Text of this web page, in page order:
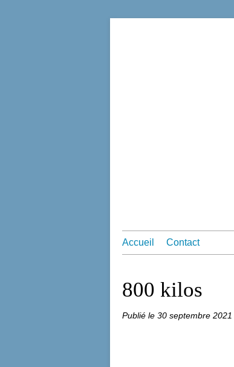
Accueil Contact
800 kilos
Publié le 30 septembre 2021